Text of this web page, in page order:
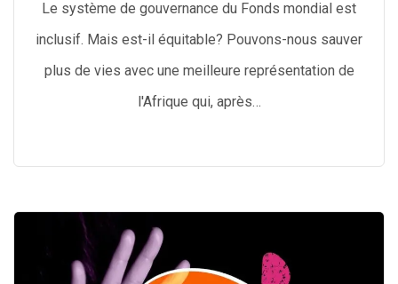
Le système de gouvernance du Fonds mondial est
inclusif. Mais est-il équitable? Pouvons-nous sauver
plus de vies avec une meilleure représentation de
l'Afrique qui, après…